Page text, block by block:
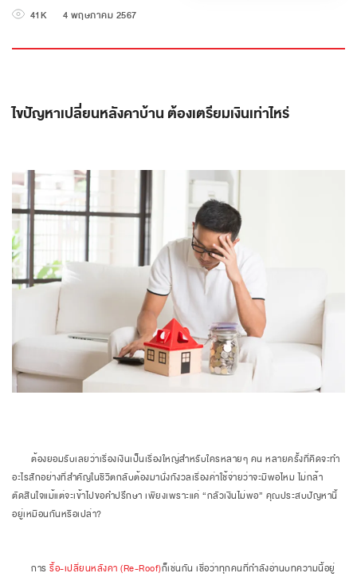
41K 4 พฤษภาคม 2567
ไขปัญหาเปลี่ยนหลังคาบ้าน ต้องเตรียมเงินเท่าไหร่
ต้องยอมรับเลยว่าเรื่องเงินเป็นเรื่องใหญ่สำหรับใครหลายๆ คน หลายครั้งที่คิดจะทำ
อะไรสักอย่างที่สำคัญในชีวิตกลับต้องมานั่งกังวลเรื่องค่าใช้จ่ายว่าจะมีพอไหม ไม่กล้า
ตัดสินใจแม้แต่จะเข้าไปขอคำปรึกษา เพียงเพราะแค่ “กลัวเงินไม่พอ” คุณประสบปัญหานี้
อยู่เหมือนกันหรือเปล่า?
การ รื้อ-เปลี่ยนหลังคา (Re-Roof)ก็เช่นกัน เชื่อว่าทุกคนที่กำลังอ่านบทความนี้อยู่